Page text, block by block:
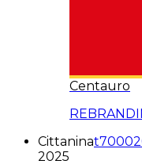
Centauro
Cittanina
2025